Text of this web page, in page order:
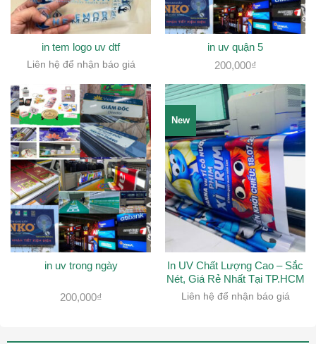
in tem logo uv dtf
Liên hệ để nhận báo giá
in uv quận 5
200,000₫
in uv trong ngày
200,000₫
New
In UV Chất Lượng Cao – Sắc
Nét, Giá Rẻ Nhất Tại TP.HCM
Liên hệ để nhận báo giá